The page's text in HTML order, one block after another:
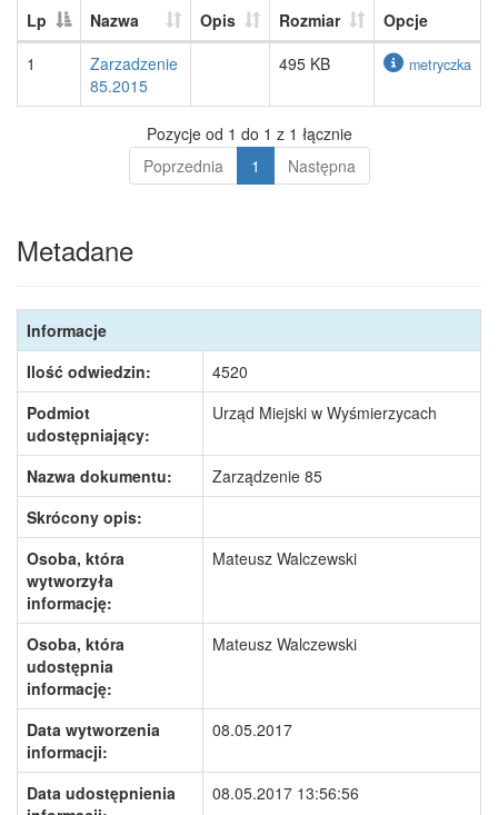
Lp Nazwa Opis Rozmiar
Opcje
1
Zarzadzenie
85.2015
495 KB metryczka
Pozycje od 1 do 1 z 1 łącznie
Poprzednia
1 Następna
Metadane
Informacje
Ilość odwiedzin:
4520
Podmiot
udostępniający:
Urząd Miejski w Wyśmierzycach
Nazwa dokumentu:
Zarządzenie 85
Skrócony opis:
Osoba, która
wytworzyła
informację:
Mateusz Walczewski
Osoba, która
udostępnia
informację:
Mateusz Walczewski
Data wytworzenia
informacji:
08.05.2017
Data udostępnienia
08.05.2017 13:56:56